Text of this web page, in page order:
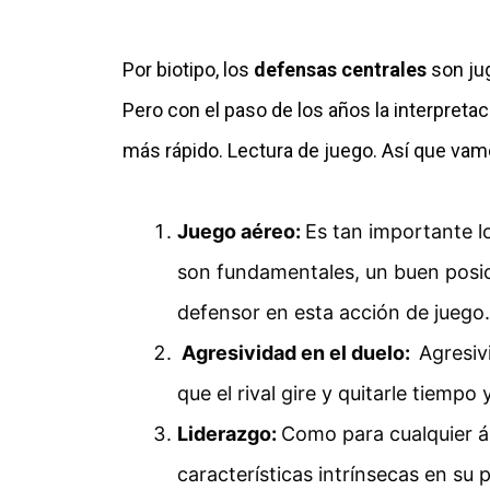
Por biotipo, los defensas centrales son
Pero con el paso de los años la
más rápido. Lectura de juego. Así que
Juego aéreo: Es tan importante
son fundamentales, un buen
defensor en esta acción de juego.
Agresividad en el duelo:
que el rival gire y quitarle tiempo
Liderazgo: Como para cualquier
características intrínsecas en su